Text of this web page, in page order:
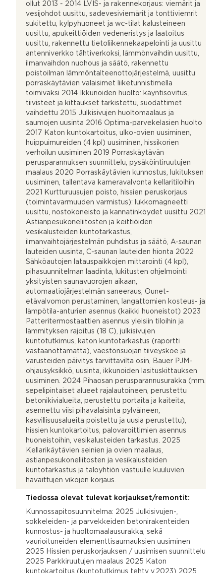
ollut 2013 - 2014 LVIS- ja rakennekorjaus: viemärit ja
vesijohdot uusittu, sadevesiviemärit ja tonttiviemrit
sukitettu, kylpyhuoneet ja wc-tilat kalusteineen
uusittu, apukeittiöiden vedeneristys ja laatoitus
uusittu, rakennettu tietoliikennekaapelointi ja uusittu
antenniverkko tähtiverkoksi, lämmönvaihdin uusittu,
ilmanvaihdon nuohous ja säätö, rakennettu
poistoilman lämmöntalteenottojärjestelmä, uusittu
porraskäytävien valaisimet liiketunnistimella
toimivaksi 2014 Ikkunoiden huolto: käyntisovitus,
tiivisteet ja kittaukset tarkistettu, suodattimet
vaihdettu 2015 Julkisivujen huoltomaalaus ja
saumojen uusinta 2016 Optima-parvekelasien huolto
2017 Katon kuntokartoitus, ulko-ovien uusiminen,
huippuimureiden (4 kpl) uusiminen, hissikorien
verhoilun uusiminen 2019 Porraskäytävän
perusparannuksen suunnittelu, pysäköintiruutujen
maalaus 2020 Porraskäytävien kunnostus, lukituksen
uusiminen, tallentava kameravalvonta kellaritiloihin
2021 Kurtturuusujen poisto, hissien peruskorjaus
(toimintavarmuuden varmistus): lukkomagneetti
uusittu, nostokoneisto ja kannatinköydet uusittu 2021
Astianpesukoneliitosten ja keittiöiden
vesikalusteiden kuntotarkastus,
ilmanvaihtojärjestelmän puhdistus ja säätö, A-saunan
lauteiden uusinta, C-saunan lauteiden hionta 2022
Sähköautojen latauspaikkojen mittarointi (4 kpl),
pihasuunnitelman laadinta, lukitusten ohjelmointi
yksityisten saunavuorojen aikaan,
automaatiojärjestelmän saneeraus, Ounet-
etävalvomon perustaminen, langattomien kosteus- ja
lämpötila-anturien asennus (kaikki huoneistot) 2023
Patteritermostaattien asennus yleisiin tiloihin ja
lämmityksen rajoitus (18 C), julkisivujen
kuntotutkimus, katon kuntotarkastus (raportti
vastaanottamatta), väestönsuojan tiiveyskoe ja
varusteiden päivitys tarvittavilta osin, Bauer PJM-
ohjausyksikkö, uusinta, ikkunoiden lasituskittauksen
uusiminen. 2024 Pihaosan perusparannusurakka (mm.
sepelipintaiset alueet rajalautoineen, perustettu
betonikivialueita, perustettu portaita ja kaiteita,
asennettu viisi pihavalaisinta pylväineen,
kasvillisuusalueita poistettu ja uusia perustettu),
hissien kuntokartoitus, palovaroittimien asennus
huoneistoihin, vesikalusteiden tarkastus. 2025
Kellarikäytävien seinien ja ovien maalaus,
astianpesukoneliitosten ja vesikalusteiden
kuntotarkastus ja taloyhtiön vastuulle kuuluvien
havaittujen vikojen korjaus.
Tiedossa olevat tulevat korjaukset/remontit:
Kunnossapitosuunnitelma: 2025 Julkisivujen-,
sokkeleiden- ja parvekkeiden betonirakenteiden
kunnostus- ja huoltomaalausurakka, sekä
vaurioituneiden elementtisaumauksien uusiminen
2025 Hissien peruskorjauksen / uusimisen suunnittelu
2025 Parkkiruutujen maalaus 2025 Katon
kuntokartoitus (kuntotutkimus tehty v.2023) 2025